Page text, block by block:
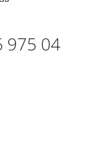
975 04